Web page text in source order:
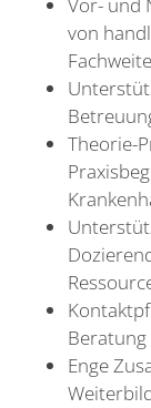
Vor- und
von
Theorie-
Enge